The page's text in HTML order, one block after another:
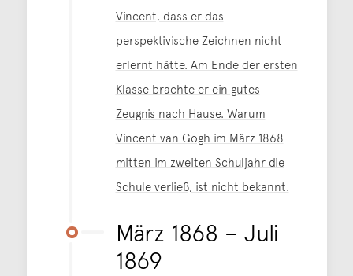
Vincent, dass er das
perspektivische Zeichnen nicht
erlernt hätte. Am Ende der ersten
Klasse brachte er ein gutes
Zeugnis nach Hause. Warum
Vincent van Gogh im März 1868
mitten im zweiten Schuljahr die
Schule verließ, ist nicht bekannt.
März 1868 – Juli
1869